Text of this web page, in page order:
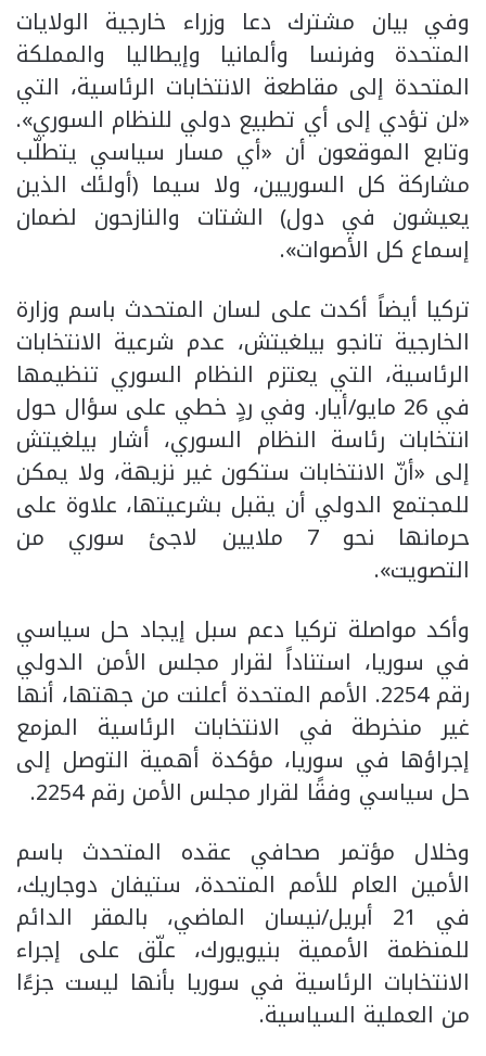
وفي بيان مشترك دعا وزراء خارجية الولايات
المتحدة وفرنسا وألمانيا وإيطاليا والمملكة
المتحدة إلى مقاطعة الانتخابات الرئاسية، التي
«لن تؤدي إلى أي تطبيع دولي للنظام السوري».
وتابع الموقعون أن «أي مسار سياسي يتطلّب
مشاركة كل السوريين، ولا سيما (أولئك الذين
يعيشون في دول) الشتات والنازحون لضمان
إسماع كل الأصوات».
تركيا أيضاً أكدت على لسان المتحدث باسم وزارة
الخارجية تانجو بيلغيتش، عدم شرعية الانتخابات
الرئاسية، التي يعتزم النظام السوري تنظيمها
في 26 مايو/أيار. وفي ردٍ خطي على سؤال حول
انتخابات رئاسة النظام السوري، أشار بيلغيتش
إلى «أنّ الانتخابات ستكون غير نزيهة، ولا يمكن
للمجتمع الدولي أن يقبل بشرعيتها، علاوة على
حرمانها نحو 7 ملايين لاجئ سوري من
التصويت».
وأكد مواصلة تركيا دعم سبل إيجاد حل سياسي
في سوريا، استناداً لقرار مجلس الأمن الدولي
رقم 2254. الأمم المتحدة أعلنت من جهتها، أنها
غير منخرطة في الانتخابات الرئاسية المزمع
إجراؤها في سوريا، مؤكدة أهمية التوصل إلى
حل سياسي وفقًا لقرار مجلس الأمن رقم 2254.
وخلال مؤتمر صحافي عقده المتحدث باسم
الأمين العام للأمم المتحدة، ستيفان دوجاريك،
في 21 أبريل/نيسان الماضي، بالمقر الدائم
للمنظمة الأممية بنيويورك، علّق على إجراء
الانتخابات الرئاسية في سوريا بأنها ليست جزءًا
من العملية السياسية.